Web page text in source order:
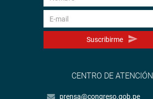
Suscribirme
CENTRO DE ATENCIÓN
prensa@congreso.gob.pe